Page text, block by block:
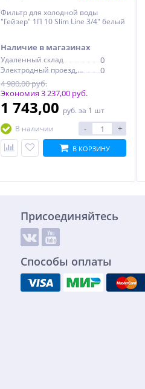
Фильтр для холодной воды
"Гейзер" 1П 10 Slim Line 3/4" белый
Наличие в магазинах
Удаленный склад 0
Электродный проезд, 6с1
0
4 980,00 руб.
Экономия 3 237,00 руб.
1 743,00 руб. за 1 шт
В наличии
- +
В КОРЗИНУ
Присоединяйтесь
Способы оплаты